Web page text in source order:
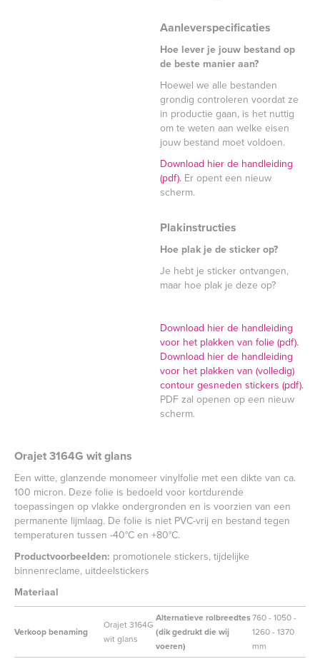
Aanleverspecificaties
Hoe lever je jouw bestand op
de beste manier aan?
Hoewel we alle bestanden
grondig controleren voordat ze
in productie gaan, is het nuttig
om te weten aan welke eisen
jouw bestand moet voldoen.
Download hier de handleiding
(pdf). Er opent een nieuw
scherm.
Plakinstructies
Hoe plak je de sticker op?
Je hebt je sticker ontvangen,
maar hoe plak je deze op?
Download hier de handleiding
voor het plakken van folie (pdf).
Download hier de handleiding
voor het plakken van (volledig)
contour gesneden stickers (pdf).
PDF zal openen op een nieuw
scherm.
Orajet 3164G wit glans
Een witte, glanzende monomeer vinylfolie met een dikte van ca.
100 micron. Deze folie is bedoeld voor kortdurende
toepassingen op vlakke ondergronden en is voorzien van een
permanente lijmlaag. De folie is niet PVC-vrij en bestand tegen
temperaturen tussen -40°C en +80°C.
Productvoorbeelden: promotionele stickers, tijdelijke
binnenreclame, uitdeelstickers
Materiaal
Verkoop benaming
Orajet 3164G
wit glans
Alternatieve rolbreedtes
(dik gedrukt die wij
voeren)
760 - 1050 -
1260 - 1370
mm